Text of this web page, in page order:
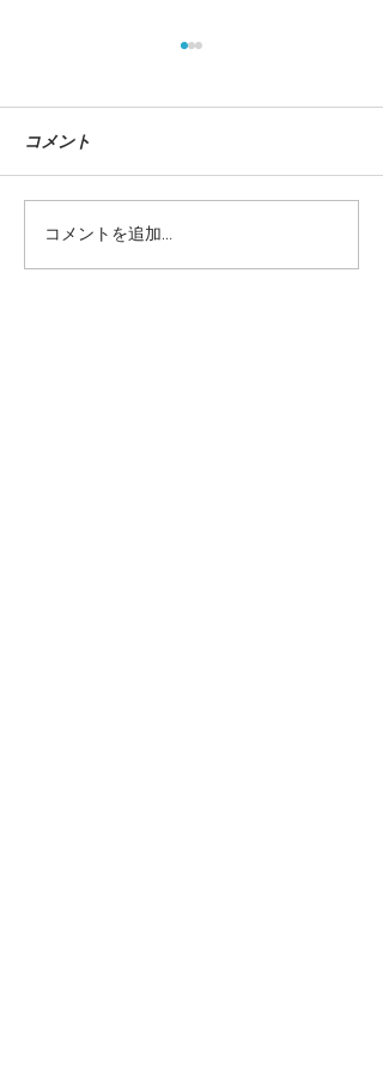
【個展オカワリ】あけま
しておめでとうございま
コメント
コメントを追加…